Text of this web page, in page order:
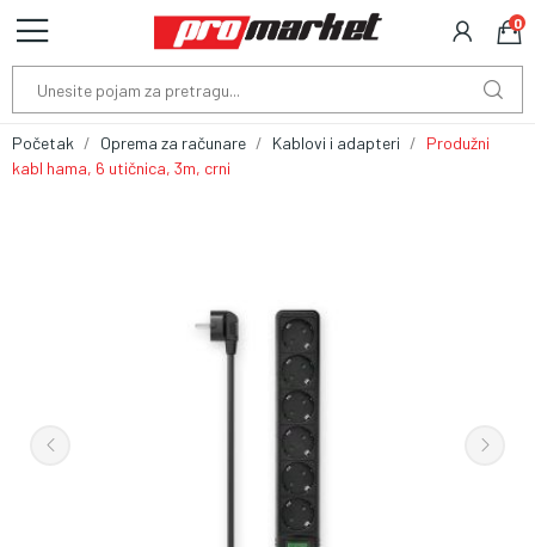
0
Početak Oprema za računare Kablovi i adapteri
Produžni
kabl hama, 6 utičnica, 3m, crni